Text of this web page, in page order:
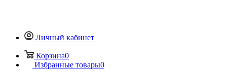
Личный кабинет
Корзина0
Избранные товары0